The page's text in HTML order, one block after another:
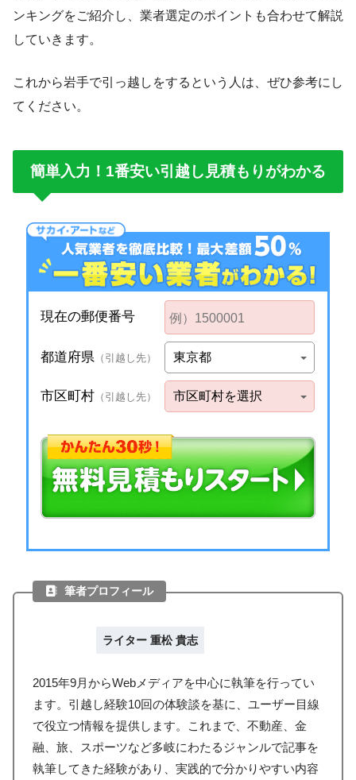
ンキングをご紹介し、業者選定のポイントも合わせて解説
していきます。
これから岩手で引っ越しをするという人は、ぜひ参考にし
てください。
簡単入力！1番安い引越し見積もりがわかる
筆者プロフィール
ライター 重松 貴志
2015年9月からWebメディアを中心に執筆を行ってい
ます。引越し経験10回の体験談を基に、ユーザー目線
で役立つ情報を提供します。これまで、不動産、金
融、旅、スポーツなど多岐にわたるジャンルで記事を
執筆してきた経験があり、実践的で分かりやすい内容